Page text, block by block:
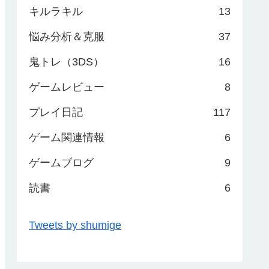
キルラキル 13
悩み分析＆克服 37
鬼トレ（3DS） 16
ゲームレビュー 8
プレイ日記 117
ゲーム関連情報 6
ゲームブログ 9
読書 6
Tweets by shumige